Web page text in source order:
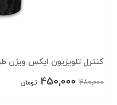
کنترل تلویزیون ایکس
480,000
450,000 تومان